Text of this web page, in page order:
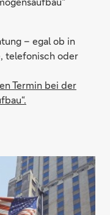
– egal ob in
telefonisch oder
Termin bei der